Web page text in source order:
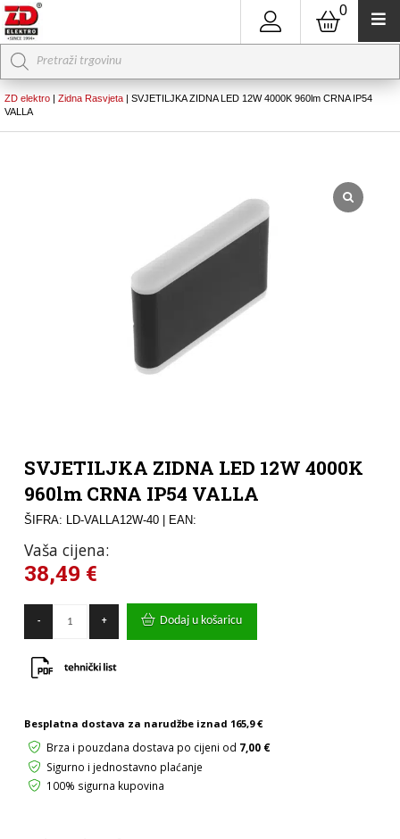
0
Products
search
ZD elektro | Zidna Rasvjeta | SVJETILJKA ZIDNA LED 12W 4000K 960lm CRNA IP54
VALLA
SVJETILJKA ZIDNA LED 12W 4000K
960lm CRNA IP54 VALLA
ŠIFRA: LD-VALLA12W-40| EAN:
Vaša cijena:
38,49 €
-
ZIDNA
LED
4000K
količina
+ Dodaj u košaricu
Besplatna dostava za narudžbe iznad 165,9 €
Brza i pouzdana dostava po cijeni od 7,00 €
Sigurno i jednostavno plaćanje
100% sigurna kupovina